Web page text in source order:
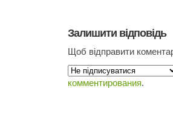
Залишити відповідь
Щоб відправити
комментирования.